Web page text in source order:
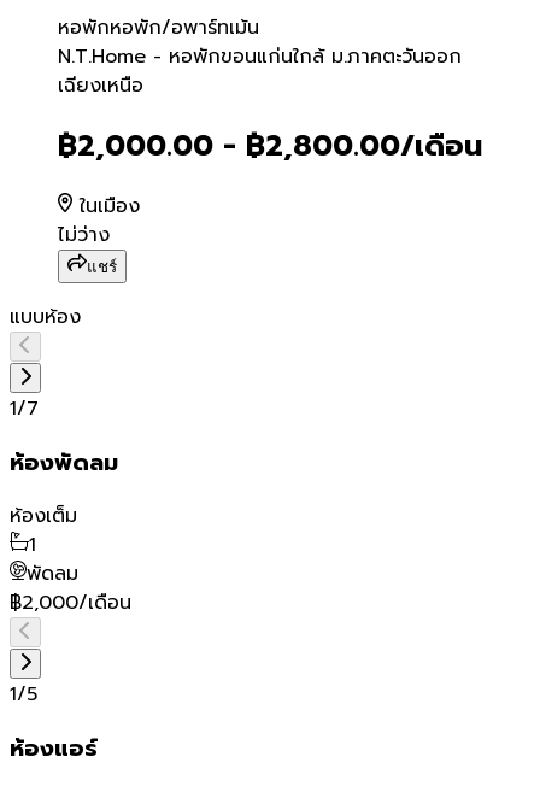
หอพักหอพัก/อพาร์ทเม้น
N.T.Home - หอพักขอนแก่น
N.T.Home - หอพักขอนแก่นใกล้ ม.ภาคตะวันออก
เฉียงเหนือ
฿2,000.00 - ฿2,800.00/เดือน
ในเมือง
ไม่ว่าง
แชร์
แบบห้อง
1/7
ห้องพัดลม
ห้องเต็ม
1
พัดลม
฿2,000/เดือน
1/5
ห้องแอร์